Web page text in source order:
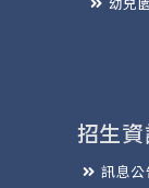
招生
訊息公